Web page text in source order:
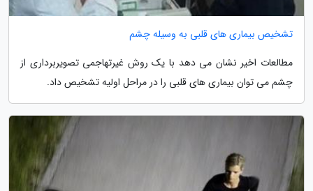
تشخیص بیماری های قلبی به وسیله چشم
مطالعات اخیر نشان می دهد با یک روش غیرتهاجمی تصویربرداری از
چشم می توان بیماری های قلبی را در مراحل اولیه تشخیص داد.